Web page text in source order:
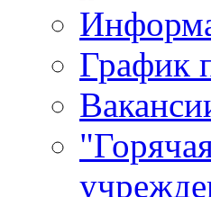
График